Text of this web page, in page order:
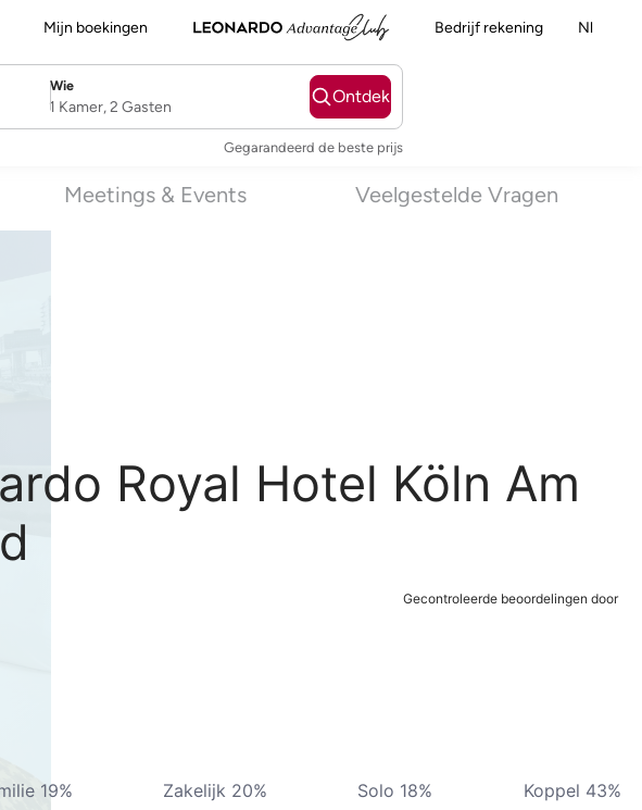
Mijn boekingen Bedrijf rekening Nl
Wie
Username
1 Kamer, 2 Gasten
Ontdek
Gegarandeerd de beste prijs
Meetings & Events Veelgestelde Vragen
Royal Hotel Köln Am
Gecontroleerde beoordelingen door
19% Zakelijk 20% Solo 18% Koppel 43%